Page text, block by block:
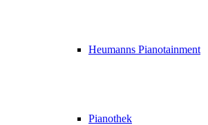
Heumanns Pianotainment
Pianothek